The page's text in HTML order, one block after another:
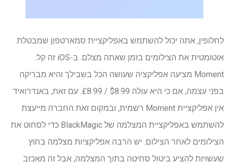
לחלופין, אתה יכול להשתמש באפליקציית סמארטפון שמבטלת
אוטומטית את הצילומים בזמן שאתה מצלם. ב-iOS זה קל:
Moment מציעה אפליקציה שעושה הכל בשבילך והיא מבריקה
בפני עצמה, אם כי היא עולה $8.99 / £8.99. עם זאת, באנדרואיד
אין אפליקציית Moment רשמית, ובמקום זאת החברה מייעצת
להשתמש באפליקציית המצלמה של BlackMagic כדי לסחוט את
הצילומים לאחר הצילום. יש הרבה אפליקציות מצלמה בחוץ
שעשויות להציע ביטול סחיטה בתוך המצלמה, אבל זה מאכזב